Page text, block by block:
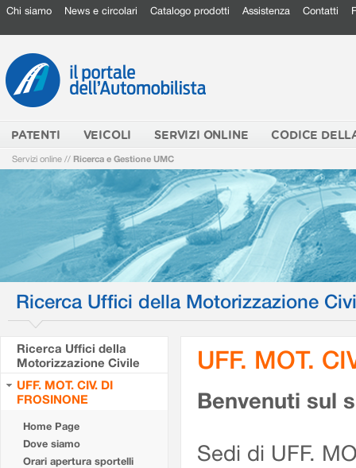
Chi siamo News e circolari Catalogo prodotti Assistenza Contatti
PATENTI VEICOLI SERVIZI ONLINE CODICE
Servizi online // Ricerca e Gestione UMC
Ricerca Uffici della Motorizzazione
Ricerca Uffici della
Motorizzazione Civile
UFF. MOT. CIV. DI
FROSINONE
Home Page
Dove siamo
Orari apertura sportelli
UFF. MOT.
Benvenuti sul
Sedi di UFF.